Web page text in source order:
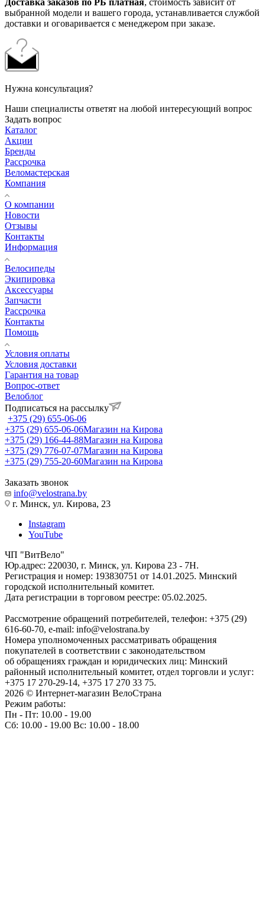
Доставка заказов по РБ платная, стоимость зависит от
выбранной модели и вашего города, устанавливается службой
доставки и оговаривается с менеджером при заказе.
Нужна консультация?
Наши специалисты ответят на любой интересующий вопрос
Задать вопрос
Каталог
Акции
Бренды
Рассрочка
Веломастерская
Компания
О компании
Новости
Отзывы
Контакты
Информация
Велосипеды
Экипировка
Аксессуары
Запчасти
Рассрочка
Контакты
Помощь
Условия оплаты
Условия доставки
Гарантия на товар
Вопрос-ответ
Велоблог
Подписаться на рассылку
+375 (29) 655-06-06
+375 (29) 655-06-06Магазин на Кирова
+375 (29) 166-44-88Магазин на Кирова
+375 (29) 776-07-07Магазин на Кирова
+375 (29) 755-20-60Магазин на Кирова
Заказать звонок
info@velostrana.by
г. Минск, ул. Кирова, 23
Instagram
YouTube
ЧП "ВитВело"
Юр.адрес: 220030, г. Минск, ул. Кирова 23 - 7Н.
Регистрация и номер: 193830751 от 14.01.2025. Минский
городской исполнительный комитет.
Дата регистрации в торговом реестре: 05.02.2025.
Рассмотрение обращений потребителей, телефон: +375 (29)
616-60-70, e-mail: info@velostrana.by
Номера уполномоченных рассматривать обращения
покупателей в соответствии с законодательством
об обращениях граждан и юридических лиц: Минский
районный исполнительный комитет, отдел торговли и услуг:
+375 17 270-29-14, +375 17 270 33 75.
2026 © Интернет-магазин ВелоСтрана
Режим работы:
Пн - Пт: 10.00 - 19.00
Сб: 10.00 - 19.00 Вс: 10.00 - 18.00